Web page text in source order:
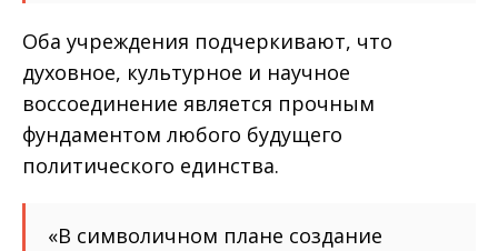
Оба учреждения подчеркивают, что
духовное, культурное и научное
воссоединение является прочным
фундаментом любого будущего
политического единства.
«В символичном плане создание